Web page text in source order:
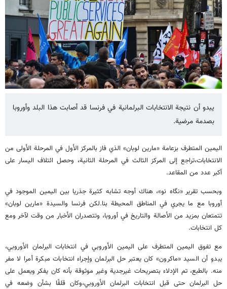
يبدو أن نتيجة الانتخابات البرلمانية في فرنسا قد أصابت هذا البلد وأوروبا
بصدمة مرضية.
اليمين المتطرف بزعامة «مارين لوبان» الذي فاز بالمركز الأول في المرحلة الأولى من
الانتخابات،تراجع إلى المركز الثالث في المرحلة الثانية، وحصل ائتلاف اليسار على
أكبر عدد من المقاعد.
وبحسب تقرير «نگاه نو»، هناك أوجه تشابه كثيرة جذريا بين اليمين الموجود في
أوروبا مع ما يجري في المناطق المحيطة بنا.لكن فرنسا والسيدة «مارين لوبان»
تتمتعان بمزيد من الأصالة والتاريخ في أوروبا، وتتصدران الأخبار من وقت لآخر ومع
كل انتخابات.
مع تفوق اليمين المتطرف على اليمين الأوروبي في انتخابات البرلمان الأوروبي،
یبدو‌ أن السيد «ماكرون» كان يعتبر حل البرلمان وإجراء انتخابات مبكرة أمرا لا مفر
منه. بالطبع، تم الإدلاء بتصريحات غیرجدیة وغير موثوقة بأنه كان يفكر ويعمل على
حل البرلمان حتى قبل انتخابات البرلمان الأوروبي،وكان قلقًا بشأن وضعه في